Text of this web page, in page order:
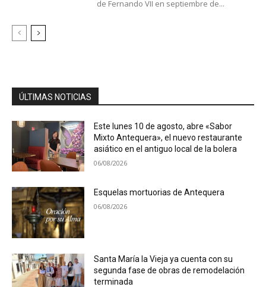
de Fernando VII en septiembre de...
ÚLTIMAS NOTICIAS
Este lunes 10 de agosto, abre «Sabor
Mixto Antequera», el nuevo restaurante
asiático en el antiguo local de la bolera
06/08/2026
Esquelas mortuorias de Antequera
06/08/2026
Santa María la Vieja ya cuenta con su
segunda fase de obras de remodelación
terminada